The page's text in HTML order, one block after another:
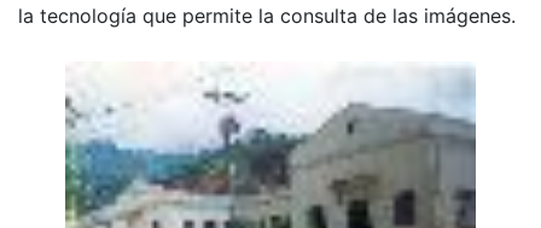
la tecnología que permite la consulta de las imágenes.